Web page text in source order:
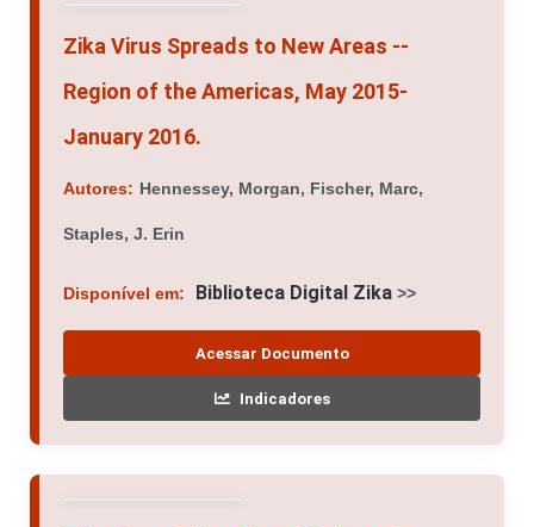
Zika Virus Spreads to New Areas --
Region of the Americas, May 2015-
January 2016.
Autores: Hennessey, Morgan, Fischer, Marc,
Staples, J. Erin
Disponível em: Biblioteca Digital Zika >>
Acessar Documento
Indicadores